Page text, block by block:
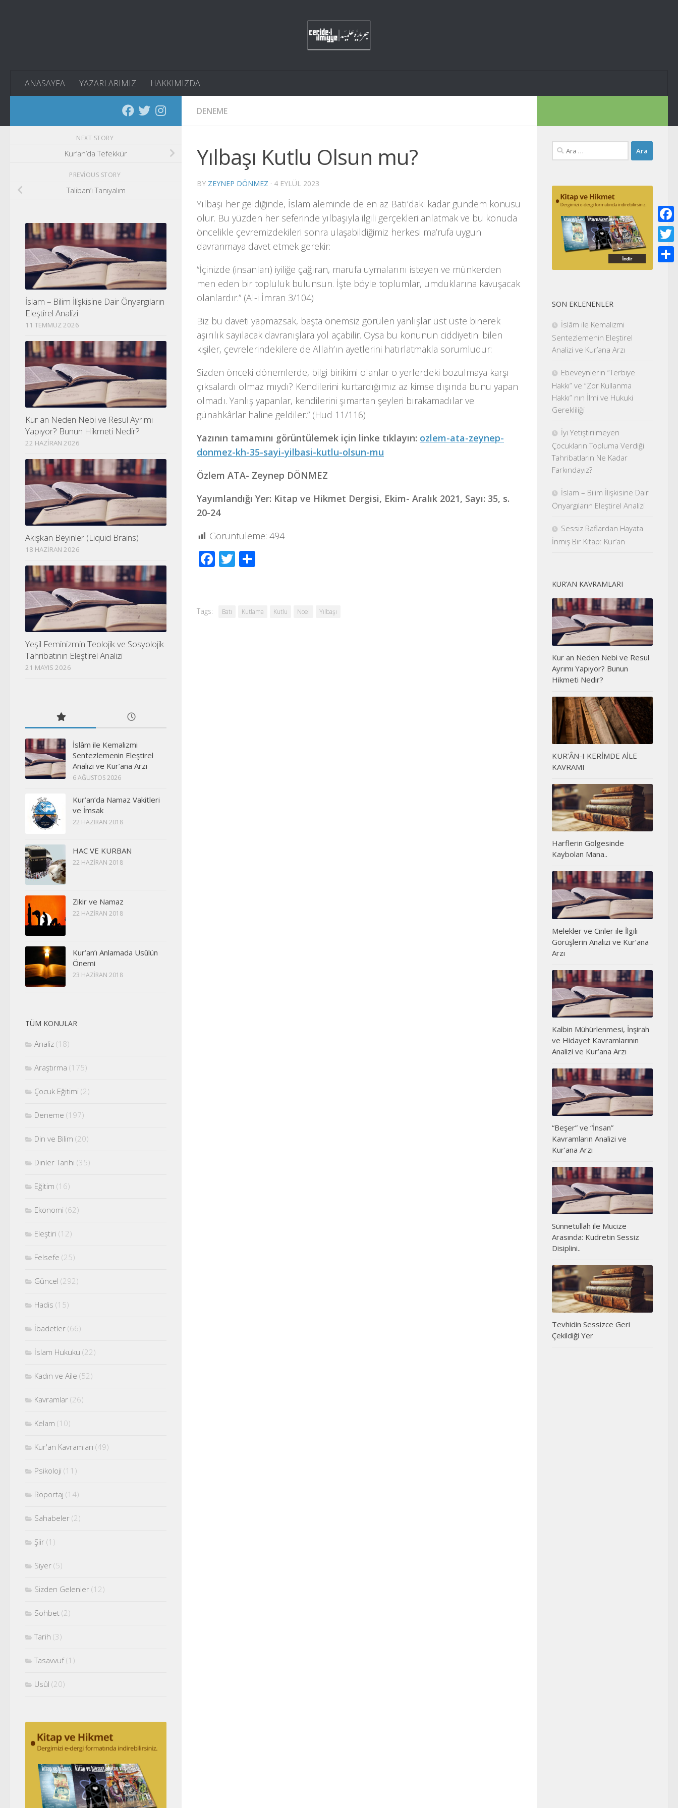
ANASAYFA YAZARLARIMIZ HAKKIMIZDA
DENEME
Yılbaşı Kutlu Olsun mu?
BY ZEYNEP DÖNMEZ · 4 EYLÜL 2023
Yılbaşı her geldiğinde, İslam aleminde de en az Batı’daki kadar gündem konusu
olur. Bu yüzden her seferinde yılbaşıyla ilgili gerçekleri anlatmak ve bu konuda
öncelikle çevremizdekileri sonra ulaşabildiğimiz herkesi ma’rufa uygun
davranmaya davet etmek gerekir:
“İçinizde (insanları) iyiliğe çağıran, marufa uymalarını isteyen ve münkerden
men eden bir topluluk bulunsun. İşte böyle toplumlar, umduklarına kavuşacak
olanlardır.” (Al-i İmran 3/104)
Biz bu daveti yapmazsak, başta önemsiz görülen yanlışlar üst üste binerek
aşırılık sayılacak davranışlara yol açabilir. Oysa bu konunun ciddiyetini bilen
kişiler, çevrelerindekilere de Allah’ın ayetlerini hatırlatmakla sorumludur:
Sizden önceki dönemlerde, bilgi birikimi olanlar o yerlerdeki bozulmaya karşı
çıksalardı olmaz mıydı? Kendilerini kurtardığımız az kimse dışında bunu yapan
olmadı. Yanlış yapanlar, kendilerini şımartan şeyleri bırakamadılar ve
günahkârlar haline geldiler.” (Hud 11/116)
Yazının tamamını görüntülemek için linke tıklayın: ozlem-ata-zeynep-
donmez-kh-35-sayi-yilbasi-kutlu-olsun-mu
Özlem ATA- Zeynep DÖNMEZ
Yayımlandığı Yer: Kitap ve Hikmet Dergisi, Ekim- Aralık 2021, Sayı: 35, s.
20-24
Görüntüleme: 494
Facebook
Twitter
Tags: Batı Kutlama Kutlu Noel Yılbaşı
NEXT STORY
Kur’an’da Tefekkür
PREVIOUS STORY
Taliban’ı Tanıyalım
İslam – Bilim İlişkisine Dair Önyargıların
Eleştirel Analizi
11 TEMMUZ 2026
Kur an Neden Nebi ve Resul Ayrımı
Yapıyor? Bunun Hikmeti Nedir?
22 HAZIRAN 2026
Akışkan Beyinler (Liquid Brains)
18 HAZIRAN 2026
Yeşil Feminizmin Teolojik ve Sosyolojik
Tahribatının Eleştirel Analizi
21 MAYIS 2026
İslâm ile Kemalizmi
Sentezlemenin Eleştirel
Analizi ve Kur’ana Arzı
6 AĞUSTOS 2026
Kur’an’da Namaz Vakitleri
ve İmsak
22 HAZIRAN 2018
HAC VE KURBAN
22 HAZIRAN 2018
Zikir ve Namaz
22 HAZIRAN 2018
Kur’an’ı Anlamada Usûlün
Önemi
23 HAZIRAN 2018
TÜM KONULAR
Analiz (18)
Araştırma (175)
Çocuk Eğitimi (2)
Deneme (197)
Din ve Bilim (20)
Dinler Tarihi (35)
Eğitim (16)
Ekonomi (62)
Eleştiri (12)
Felsefe (25)
Güncel (292)
Hadis (15)
İbadetler (66)
İslam Hukuku (22)
Kadın ve Aile (52)
Kavramlar (26)
Kelam (10)
Kur'an Kavramları (49)
Psikoloji (11)
Röportaj (14)
Sahabeler (2)
Şiir (1)
Siyer (5)
Sizden Gelenler (12)
Sohbet (2)
Tarih (3)
Tasavvuf(1)
Usûl (20)
Arama:
SON EKLENENLER
İslâm ile Kemalizmi
Sentezlemenin Eleştirel
Analizi ve Kur’ana Arzı
Ebeveynlerin “Terbiye
Hakkı” ve “Zor Kullanma
Hakkı” nın İlmi ve Hukuki
Gerekliliği
İyi Yetiştirilmeyen
Çocukların Topluma Verdiği
Tahribatların Ne Kadar
Farkındayız?
İslam – Bilim İlişkisine Dair
Önyargıların Eleştirel Analizi
Sessiz Raflardan Hayata
İnmiş Bir Kitap: Kur’an
KUR’AN KAVRAMLARI
Kur an Neden Nebi ve Resul
Ayrımı Yapıyor? Bunun
Hikmeti Nedir?
KUR’ÂN-I KERİMDE AİLE
KAVRAMI
Harflerin Gölgesinde
Kaybolan Mana..
Melekler ve Cinler ile İlgili
Görüşlerin Analizi ve Kur’ana
Arzı
Kalbin Mühürlenmesi, İnşirah
ve Hidayet Kavramlarının
Analizi ve Kur’ana Arzı
“Beşer” ve “İnsan”
Kavramların Analizi ve
Kur’ana Arzı
Sünnetullah ile Mucize
Arasında: Kudretin Sessiz
Disiplini..
Tevhidin Sessizce Geri
Çekildiği Yer